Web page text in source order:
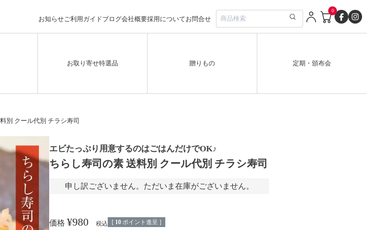
お知らせ ご利用ガイドブログ会社概要採用についてお問合せ
0
お取り寄せ特選品 贈りもの 定期・頒布会
別 クール代別 チラシ寿司
エビたっぷり用意するのはごはんだけでOK♪
ちらし寿司の素 送料別 クール代別 チラシ寿司
申し訳ございません。ただいま在庫がございません。
価格 ¥980 税込 [ 10 ポイント進呈 ]